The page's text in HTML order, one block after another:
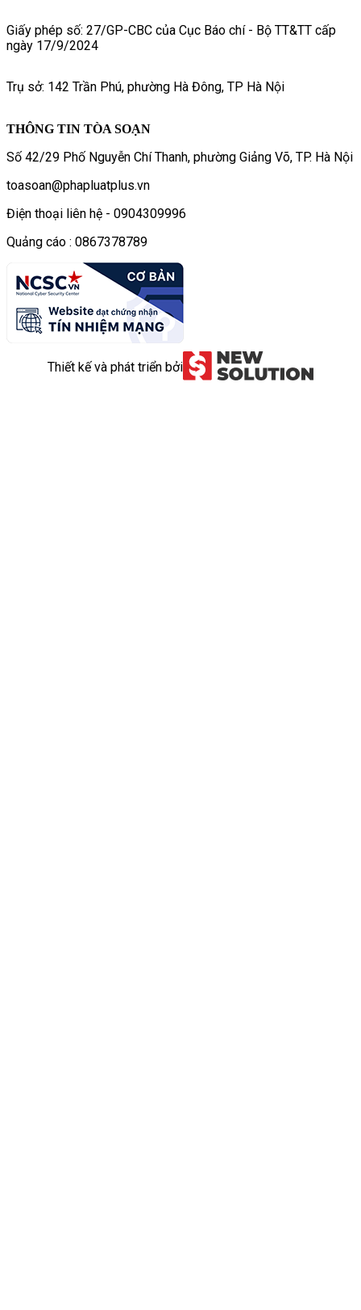
Giấy phép số: 27/GP-CBC của Cục Báo chí - Bộ TT&TT cấp
ngày 17/9/2024
Trụ sở: 142 Trần Phú, phường Hà Đông, TP Hà Nội
THÔNG TIN TÒA SOẠN
Số 42/29 Phố Nguyễn Chí Thanh, phường Giảng Võ, TP. Hà Nội
toasoan@phapluatplus.vn
Điện thoại liên hệ - 0904309996
Quảng cáo : 0867378789
Thiết kế và phát triển bởi